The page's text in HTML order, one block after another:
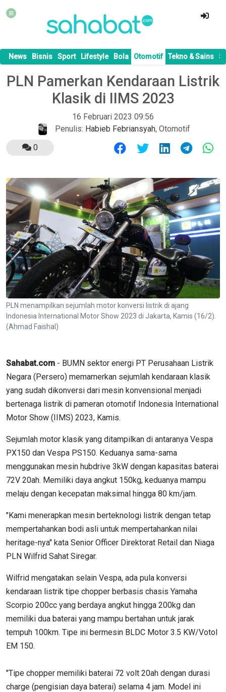
News Bisnis Sport Lifestyle Bola Otomotif Tekno & Sains
PLN Pamerkan Kendaraan Listrik
Klasik di IIMS 2023
16 Februari 2023 09:56
Penulis: Habieb Febriansyah, Otomotif
0
PLN menampilkan sejumlah motor konversi listrik di ajang
Indonesia International Motor Show 2023 di Jakarta, Kamis (16/2).
(Ahmad Faishal)
Sahabat.com - BUMN sektor energi PT Perusahaan Listrik
Negara (Persero) memamerkan sejumlah kendaraan klasik
yang sudah dikonversi dari mesin konvensional menjadi
bertenaga listrik di pameran otomotif Indonesia International
Motor Show (IIMS) 2023, Kamis.
Sejumlah motor klasik yang ditampilkan di antaranya Vespa
PX150 dan Vespa PS150. Keduanya sama-sama
menggunakan mesin hubdrive 3kW dengan kapasitas baterai
72V 20ah. Memiliki daya angkut 150kg, keduanya mampu
melaju dengan kecepatan maksimal hingga 80 km/jam.
"Kami menerapkan mesin berteknologi listrik dengan tetap
mempertahankan bodi asli untuk mempertahankan nilai
heritage-nya" kata Senior Officer Direktorat Retail dan Niaga
PLN Wilfrid Sahat Siregar.
Wilfrid mengatakan selain Vespa, ada pula konversi
kendaraan listrik tipe chopper berbasis chasis Yamaha
Scorpio 200cc yang berdaya angkut hingga 200kg dan
memiliki dua baterai yang mampu bertahan untuk jarak
tempuh 100km. Tipe ini bermesin BLDC Motor 3.5 KW/Votol
EM 150.
"Tipe chopper memiliki baterai 72 volt 20ah dengan durasi
charge (pengisian daya baterai) selama 4 jam. Model ini